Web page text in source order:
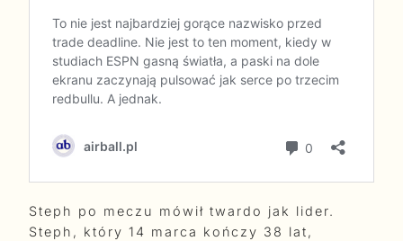
Steph po meczu mówił twardo jak lider.
Steph, który 14 marca kończy 38 lat,